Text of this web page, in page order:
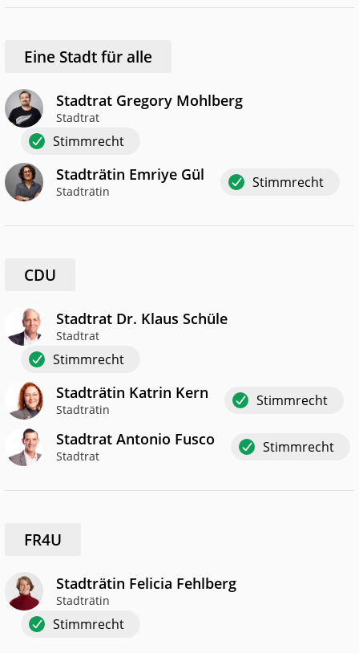
Eine Stadt für alle
Stadtrat Gregory Mohlberg
Stadtrat
Stimmrecht
Stadträtin Emriye Gül
Stadträtin
Stimmrecht
CDU
Stadtrat Dr. Klaus Schüle
Stadtrat
Stimmrecht
Stadträtin Katrin Kern
Stadträtin
Stimmrecht
Stadtrat Antonio Fusco
Stadtrat
Stimmrecht
FR4U
Stadträtin Felicia Fehlberg
Stadträtin
Stimmrecht